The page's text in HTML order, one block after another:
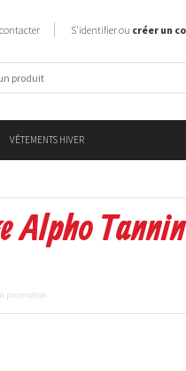
VÊTEMENTS HIVER
S'identifier ou créer un
Alpho
promotion